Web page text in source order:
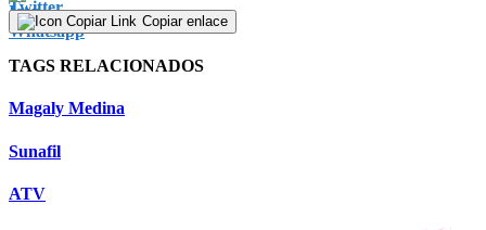
Copiar enlace
TAGS RELACIONADOS
Magaly Medina
Sunafil
ATV